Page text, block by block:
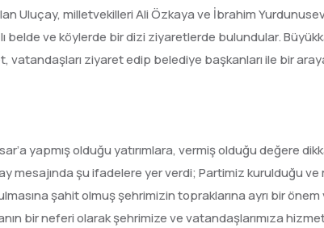
Uluçay, milletvekilleri Ali Özkaya ve İbrahim
belde ve köylerde bir dizi ziyaretlerde bulundular.
vatandaşları ziyaret edip belediye başkanları ile bir
yapmış olduğu yatırımlara, vermiş olduğu değere
mesajında şu ifadelere yer verdi; Partimiz kurulduğu
şahit olmuş şehrimizin topraklarına ayrı bir önem
bir neferi olarak şehrimize ve vatandaşlarımıza